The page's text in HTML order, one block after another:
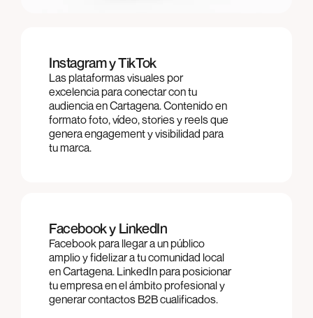
Instagram y TikTok
Las plataformas visuales por
excelencia para conectar con tu
audiencia en Cartagena. Contenido en
formato foto, vídeo, stories y reels que
genera engagement y visibilidad para
tu marca.
Facebook y LinkedIn
Facebook para llegar a un público
amplio y fidelizar a tu comunidad local
en Cartagena. LinkedIn para posicionar
tu empresa en el ámbito profesional y
generar contactos B2B cualificados.